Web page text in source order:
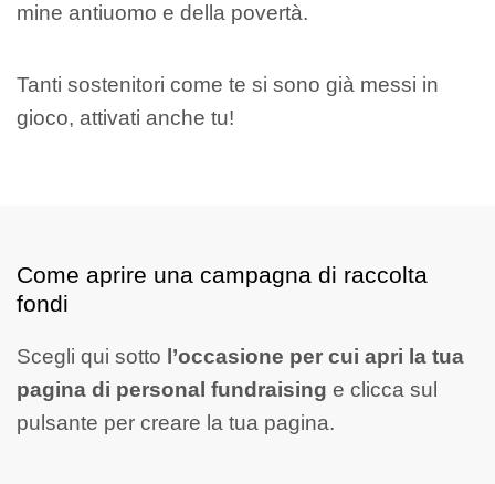
mine antiuomo e della povertà.
Tanti sostenitori come te si sono già messi in
gioco, attivati anche tu!
Come aprire una campagna di raccolta
fondi
Scegli qui sotto l’occasione per cui apri la tua
pagina di personal fundraising e clicca sul
pulsante per creare la tua pagina.